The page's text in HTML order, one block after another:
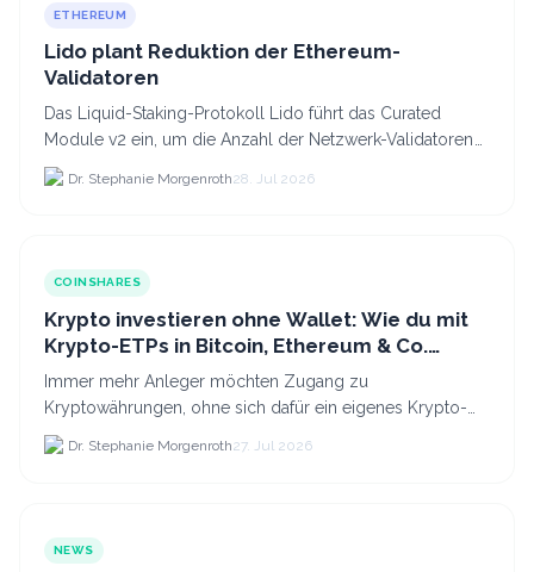
ETHEREUM
Lido plant Reduktion der Ethereum-
Validatoren
Das Liquid-Staking-Protokoll Lido führt das Curated
Module v2 ein, um die Anzahl der Netzwerk-Validatoren
von 880.000 auf etwa 628.
Dr. Stephanie Morgenroth28. Jul 2026
COINSHARES
Krypto investieren ohne Wallet: Wie du mit
Krypto-ETPs in Bitcoin, Ethereum & Co.
anlegst
Immer mehr Anleger möchten Zugang zu
Kryptowährungen, ohne sich dafür ein eigenes Krypto-
Wallet einrichten zu müssen. Dazu kommt, dass viele
nicht nur Bitcoin h...
Dr. Stephanie Morgenroth27. Jul 2026
NEWS